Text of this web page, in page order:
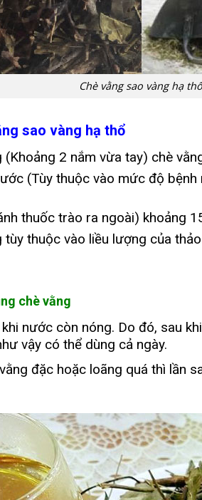
Chè vằng sao vàng hạ
sao vàng hạ thổ
(Khoảng 2 nắm vừa tay) chè
(Tùy thuộc vào mức độ
thuốc trào ra ngoài) khoảng
tùy thuộc vào liều lượng của
chè vằng
nước còn nóng. Do đó, sau
vậy có thể dùng cả ngày.
đặc hoặc loãng quá thì lần